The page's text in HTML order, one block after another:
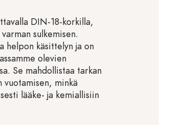
DIN-18-korkilla,
sulkemisen.
helpon käsittelyn ja on
olevien
Se mahdollistaa tarkan
vuotamisen, minkä
lääke- ja kemiallisiin